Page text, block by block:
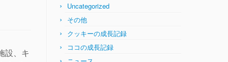
設、キ
Uncategorized
その他
クッキーの成長記録
ココの成長記録